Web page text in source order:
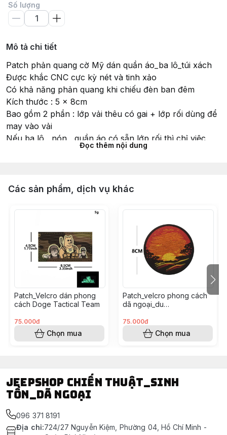
Số lượng
Mô tả chi tiết
Patch phản quang cờ Mỹ dán quần áo_ba lô_túi xách
Được khắc CNC cực kỳ nét và tinh xảo
Có khả năng phản quang khi chiếu đèn ban đêm
Kích thước : 5 x 8cm
Bao gồm 2 phần : lớp vải thêu có gai + lớp rối dùng để
may vào vải
Nếu ba lô , nón , quần áo có sẵn lớp rối thì chỉ việc
gắn vào là được , rất nhanh và tiện dụng
#patchchienthuat #phanquang #patchphanquang
Đọc thêm nội dung
Các sản phẩm, dịch vụ khác
Patch_Velcro dán phong
cách Doge Tactical Team
75.000đ
Chọn mua
Patch_velcro phong cách
dã ngoại_du
adventure
75.000đ
Chọn mua
Jeepshop chiến thuật_sinh
tồn_dã ngoại
096 371 8191
Địa chỉ:724/27 Nguyễn Kiệm, Phường 04, Hồ Chí Minh -